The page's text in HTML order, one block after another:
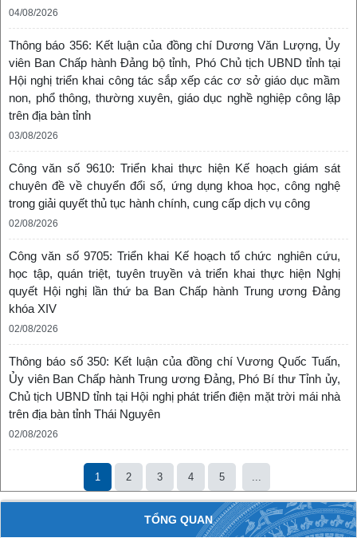
04/08/2026
Thông báo 356: Kết luận của đồng chí Dương Văn Lượng, Ủy
viên Ban Chấp hành Đảng bộ tỉnh, Phó Chủ tịch UBND tỉnh tại
Hội nghị triển khai công tác sắp xếp các cơ sở giáo dục mầm
non, phổ thông, thường xuyên, giáo dục nghề nghiệp công lập
trên địa bàn tỉnh
03/08/2026
Công văn số 9610: Triển khai thực hiện Kế hoạch giám sát
chuyên đề về chuyển đổi số, ứng dụng khoa học, công nghệ
trong giải quyết thủ tục hành chính, cung cấp dịch vụ công
02/08/2026
Công văn số 9705: Triển khai Kế hoạch tổ chức nghiên cứu,
học tập, quán triệt, tuyên truyền và triển khai thực hiện Nghị
quyết Hội nghị lần thứ ba Ban Chấp hành Trung ương Đảng
khóa XIV
02/08/2026
Thông báo số 350: Kết luận của đồng chí Vương Quốc Tuấn,
Ủy viên Ban Chấp hành Trung ương Đảng, Phó Bí thư Tỉnh ủy,
Chủ tịch UBND tỉnh tại Hội nghị phát triển điện mặt trời mái nhà
trên địa bàn tỉnh Thái Nguyên
02/08/2026
1 2 3 4 5 ...
TỔNG QUAN